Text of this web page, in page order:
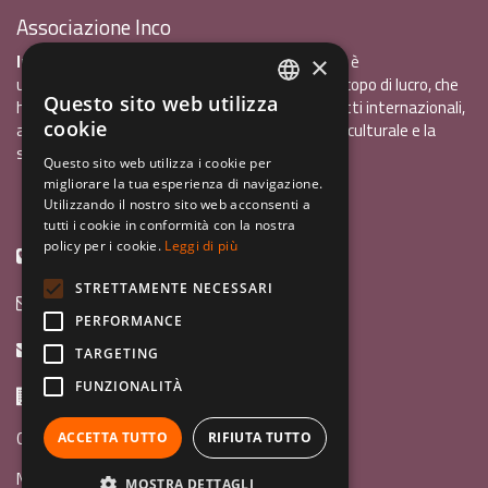
Associazione Inco
InCo - Interculturalità & Comunicazione APSè
un'associazione di promozione sociale, senza scopo di lucro, che
ha l'obiettivo di promuovere gli scambi e i contatti internazionali,
al fine accrescere tra i giovani la sensibilità interculturale e la
solidarietà internazionale.
Privacy policy.pdf120,41 kB
+39 0461 1822775
info@incoweb.org
inco@mypec.eu
Via Scipio Sighele 3 38122 - Trento (TN)
Guida ai programmi
News
GERMAN
×
Questo sito web utilizza
cookie
Questo sito web utilizza i cookie per
migliorare la tua esperienza di navigazione.
Utilizzando il nostro sito web acconsenti a
tutti i cookie in conformità con la nostra
policy per i cookie. Leggi di più
STRETTAMENTE NECESSARI
PERFORMANCE
TARGETING
FUNZIONALITÀ
ACCETTA TUTTO RIFIUTA TUTTO
MOSTRA DETTAGLI